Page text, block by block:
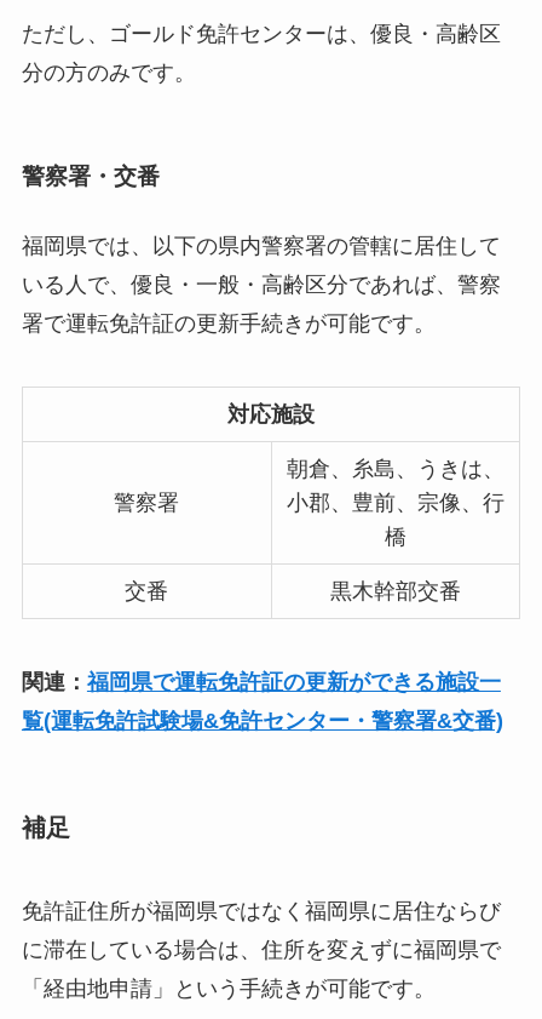
ただし、ゴールド免許センターは、優良・高齢区
分の方のみです。
警察署・交番
福岡県では、以下の県内警察署の管轄に居住して
いる人で、優良・一般・高齢区分であれば、警察
署で運転免許証の更新手続きが可能です。
対応施設
警察署
朝倉、糸島、うきは、
小郡、豊前、宗像、行
橋
交番 黒木幹部交番
関連： 福岡県で運転免許証の更新ができる施設一
覧(運転免許試験場&免許センター・警察署&交番)
補足
免許証住所が福岡県ではなく福岡県に居住ならび
に滞在している場合は、住所を変えずに福岡県で
「経由地申請」という手続きが可能です。